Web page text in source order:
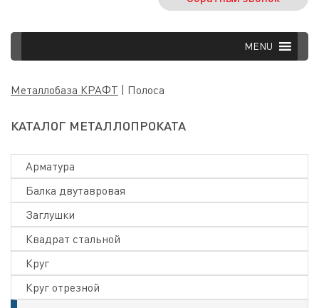
MENU
Металлобаза КРАФТ Полоса
КАТАЛОГ МЕТАЛЛОПРОКАТА
Арматура
Балка двутавровая
Заглушки
Квадрат стальной
Круг
Круг отрезной